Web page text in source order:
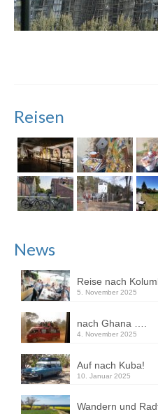
Reisen
News
Reise nach
5. November 2025
nach Ghana ….
4. November 2025
Auf nach Kuba!
10. Januar 2025
Wandern und